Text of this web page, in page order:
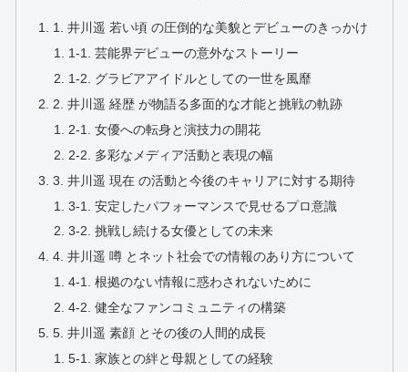
1. 井川遥 若い頃 の圧倒的な美貌とデビューのきっかけ
1-1. 芸能界デビューの意外なストーリー
1-2. グラビアアイドルとしての一世を風靡
2. 井川遥 経歴 が物語る多面的な才能と挑戦の軌跡
2-1. 女優への転身と演技力の開花
2-2. 多彩なメディア活動と表現の幅
3. 井川遥 現在 の活動と今後のキャリアに対する期待
3-1. 安定したパフォーマンスで見せるプロ意識
3-2. 挑戦し続ける女優としての未来
4. 井川遥 噂 とネット社会での情報のあり方について
4-1. 根拠のない情報に惑わされないために
4-2. 健全なファンコミュニティの構築
5. 井川遥 素顔 とその後の人間的成長
5-1. 家族との絆と母親としての経験